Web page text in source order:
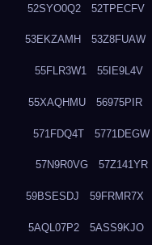
52SYO0Q2 52TPECFV
53EKZAMH 53Z8FUAW
55FLR3W1 55IE9L4V
55XAQHMU 56975PIR
571FDQ4T 5771DEGW
57N9R0VG 57Z141YR
59BSESDJ 59FRMR7X
5AQL07P2 5ASS9KJO